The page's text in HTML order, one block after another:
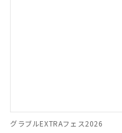
グラブルEXTRAフェス2026